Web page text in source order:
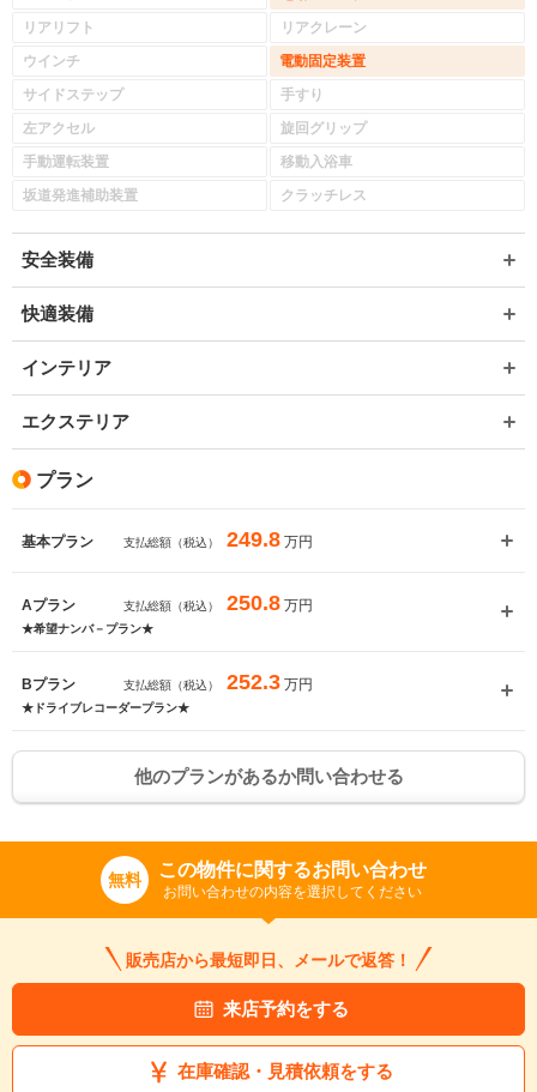
リアリフト
リアクレーン
ウインチ
電動固定装置
サイドステップ
手すり
左アクセル
旋回グリップ
手動運転装置
移動入浴車
坂道発進補助装置
クラッチレス
安全装備
快適装備
インテリア
エクステリア
プラン
基本プラン 支払総額（税込） 249.8 万円
Aプラン 支払総額（税込） 250.8 万円
★希望ナンバ－プラン★
Bプラン 支払総額（税込） 252.3 万円
★ドライブレコーダープラン★
他のプランがあるか問い合わせる
無料 この物件に関するお問い合わせ
お問い合わせの内容を選択してください
販売店から最短即日、メールで返答！
来店予約をする
在庫確認・見積依頼をする